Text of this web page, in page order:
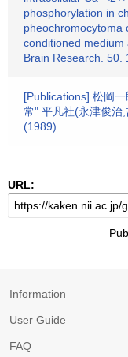
phosphorylation in
pheochromocytoma
conditioned
Brain Research. 50.
[Publications] 松岡
常" 平凡社(永津俊治
(1989)
URL:
Information
User Guide
FAQ